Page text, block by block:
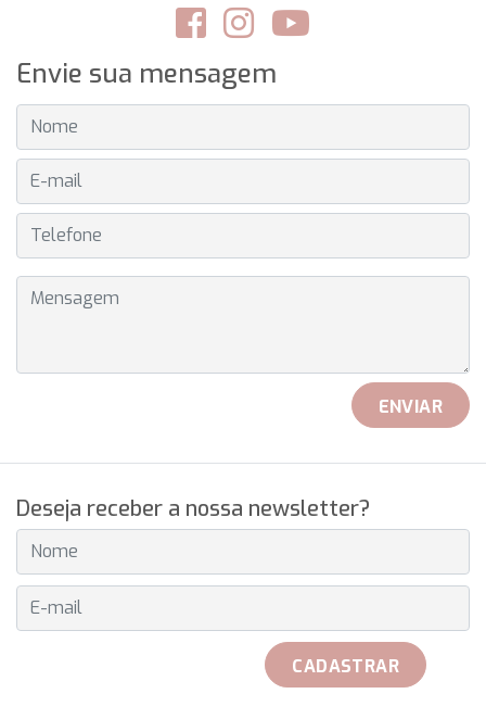
Envie sua mensagem
NOME
E-MAIL
TELEFONE
MENSAGEM
ENVIAR
Deseja receber a nossa newsletter?
E-MAIL
CADASTRAR